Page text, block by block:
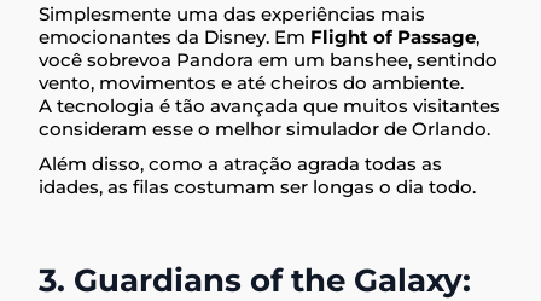
Simplesmente uma das experiências mais
emocionantes da Disney. Em Flight of Passage,
você sobrevoa Pandora em um banshee, sentindo
vento, movimentos e até cheiros do ambiente.
A tecnologia é tão avançada que muitos visitantes
consideram esse o melhor simulador de Orlando.
Além disso, como a atração agrada todas as
idades, as filas costumam ser longas o dia todo.
3. Guardians of the Galaxy: